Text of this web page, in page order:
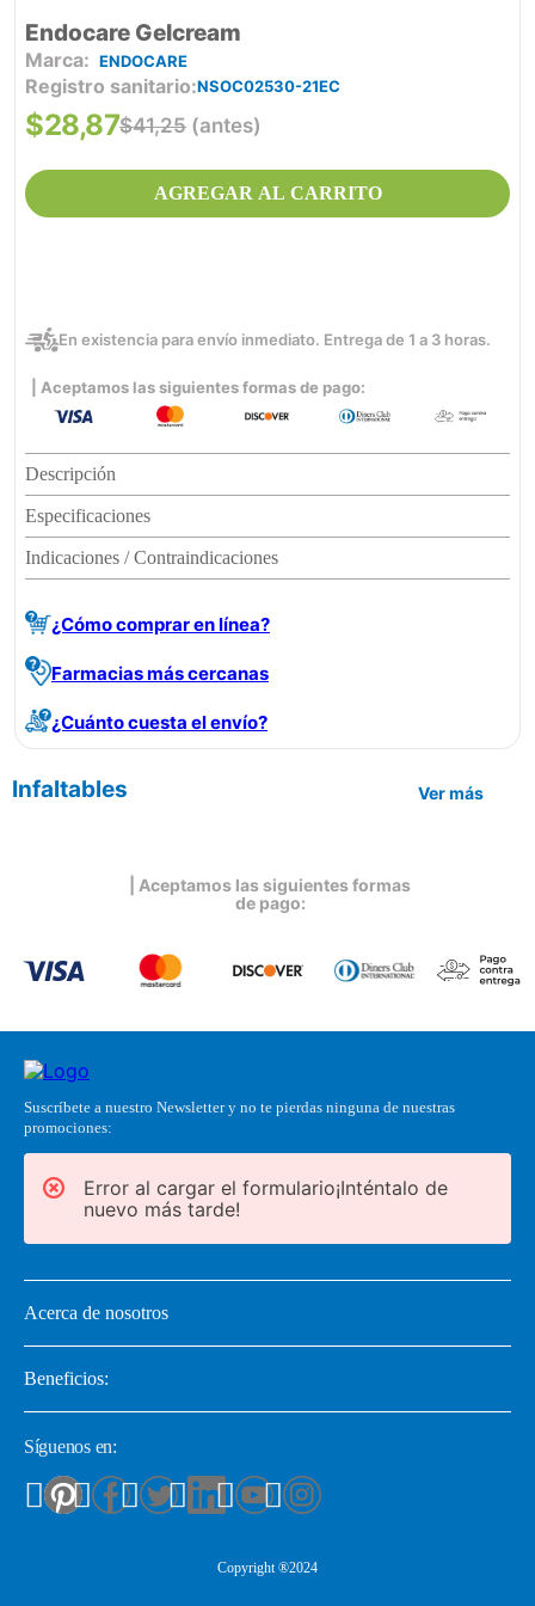
Endocare Gelcream
ENDOCARE
Registro sanitario NSOC02530-21EC
$41,25 (antes)
$28,87
AGREGAR AL CARRITO
En existencia para envío inmediato. Entrega de 1 a 3 horas.
| Aceptamos las siguientes formas de pago:
Descripción
Especificaciones
Indicaciones / Contraindicaciones
¿Cómo comprar en línea?
Farmacias más cercanas
¿Cuánto cuesta el envío?
Infaltables Ver más
| Aceptamos las siguientes formas
de pago:
Suscríbete a nuestro Newsletter y no te pierdas ninguna de nuestras
promociones:
Error al cargar el formulario¡Inténtalo de
nuevo más tarde!
Acerca de nosotros
Beneficios:
Síguenos en:
Copyright ®2024